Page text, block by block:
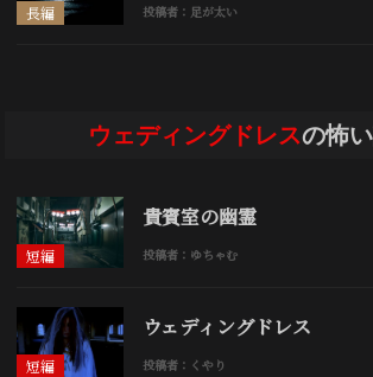
長編 投稿者：足が太い
ウェディングドレスの怖
短編
貴賓室の幽霊
投稿者：ゆちゃむ
短編
ウェディングドレス
投稿者：くやり